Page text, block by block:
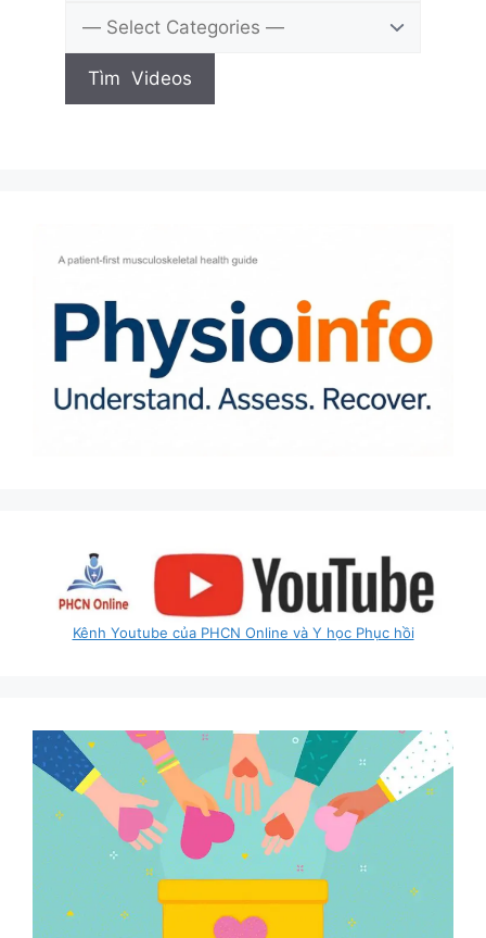
Kênh Youtube của PHCN Online và Y học Phục hồi